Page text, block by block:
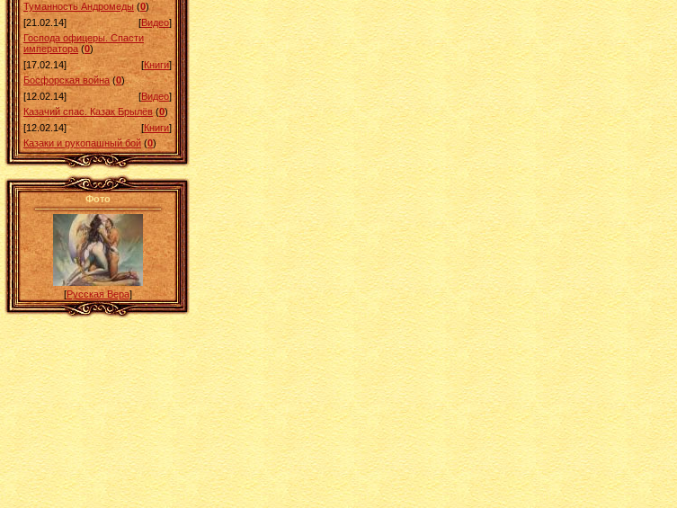
Туманность Андромеды (0)
[21.02.14]
[Видео]
Господа офицеры. Спасти
императора (0)
[17.02.14]
[Книги]
Босфорская война (0)
[12.02.14]
[Видео]
Казачий спас. Казак Брылёв (0)
[12.02.14]
[Книги]
Казаки и рукопашный бой (0)
Фото
[Русская Вера]